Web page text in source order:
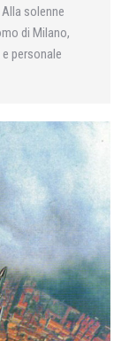
solenne
di Milano,
personale